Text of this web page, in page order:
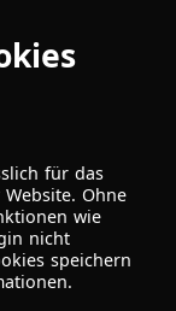
für das
Ohne
wie
nicht
speichern